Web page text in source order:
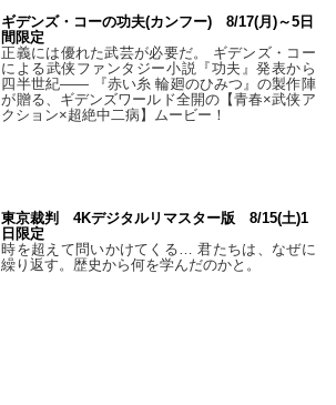
ギデンズ・コーの功夫(カンフー) 8/17(月)～5日
間限定
正義には優れた武芸が必要だ。 ギデンズ・コー
による武侠ファンタジー小説『功夫』発表から
四半世紀―― 『赤い糸 輪廻のひみつ』の製作陣
が贈る、ギデンズワールド全開の【青春×武侠ア
クション×超絶中二病】ムービー！
東京裁判 4Kデジタルリマスター版 8/15(土)1
日限定
時を超えて問いかけてくる… 君たちは、なぜに
繰り返す。歴史から何を学んだのかと。